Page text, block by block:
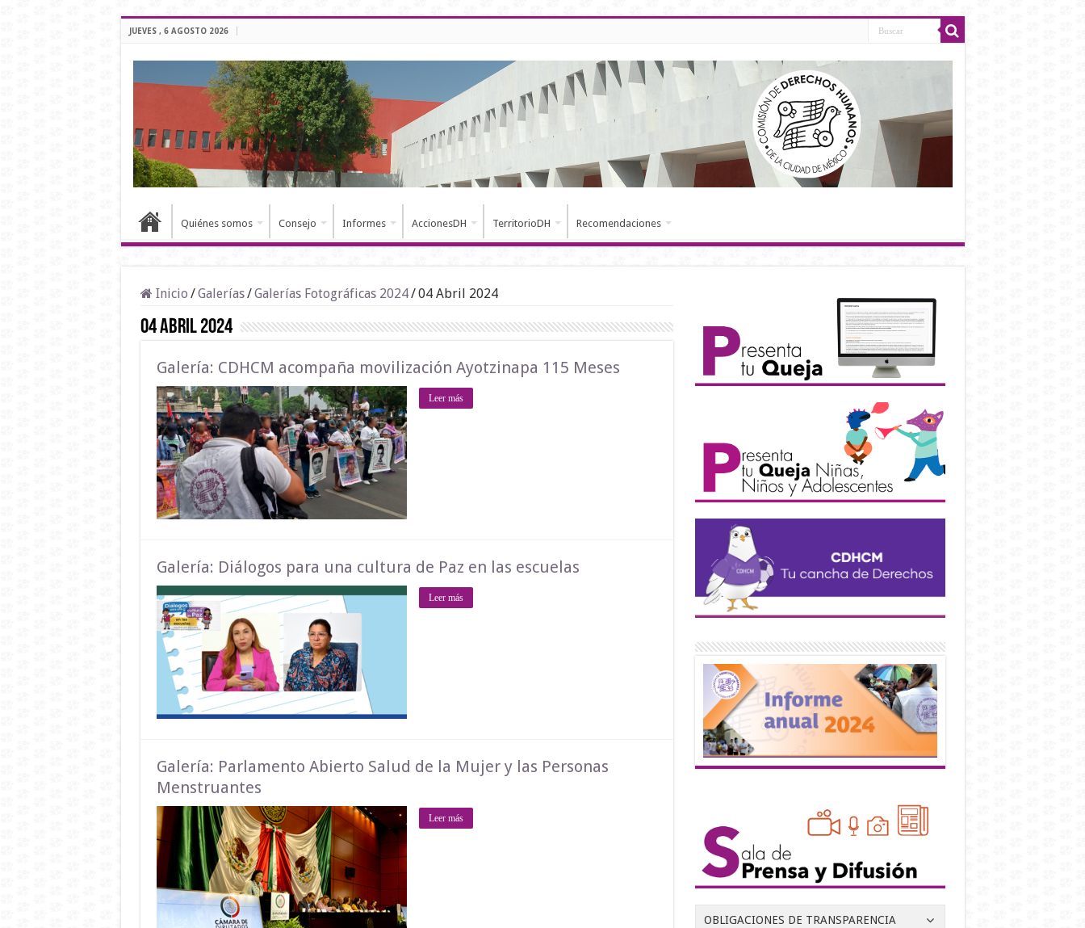
JUEVES , 6 AGOSTO 2026
Quiénes somos Consejo Informes AccionesDH TerritorioDH Recomendaciones
Inicio /Galerías/Galerías Fotográficas 2024/04 Abril 2024
04 Abril 2024
Galería: CDHCM acompaña movilización Ayotzinapa 115 Meses
Leer más
Galería: Diálogos para una cultura de Paz en las escuelas
Leer más
Galería: Parlamento Abierto Salud de la Mujer y las Personas
Menstruantes
Leer más
OBLIGACIONES DE TRANSPARENCIA